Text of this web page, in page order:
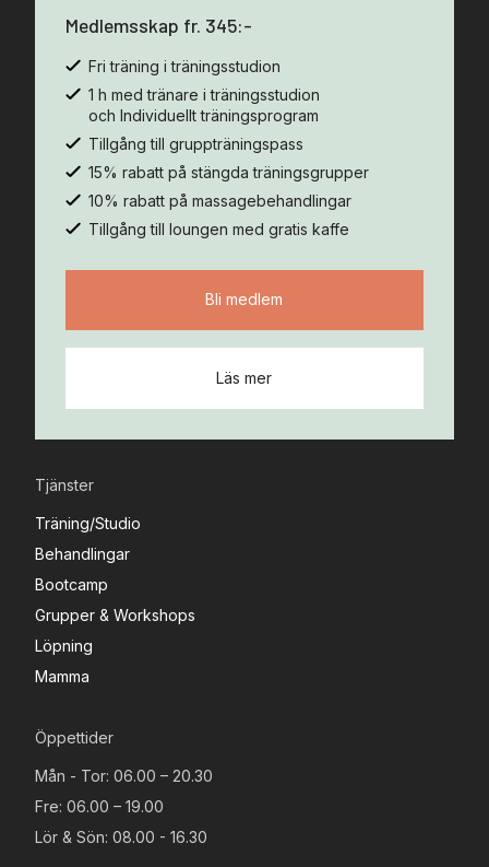
Tjänster
Träning/Studio
Behandlingar
Bootcamp
Grupper & Workshops
Löpning
Mamma
Öppettider
Mån - Tor: 06.00 – 20.30
Fre: 06.00 – 19.00
Lör & Sön: 08.00 - 16.30
Medlemsskap fr. 345:-
Fri träning i träningsstudion
1 h med tränare i träningsstudion
och Individuellt träningsprogram
Tillgång till gruppträningspass
15% rabatt på stängda träningsgrupper
10% rabatt på massagebehandlingar
Tillgång till loungen med gratis kaffe
Bli medlem
Läs mer